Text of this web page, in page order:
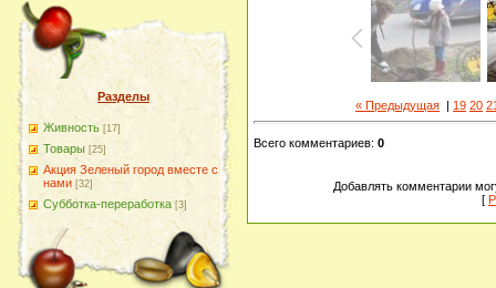
Разделы
Живность [17]
Товары [25]
Акция Зеленый город вместе с
нами [32]
Субботка-переработка [3]
« Предыдущая | 19 20
Всего комментариев: 0
Добавлять комментарии
[